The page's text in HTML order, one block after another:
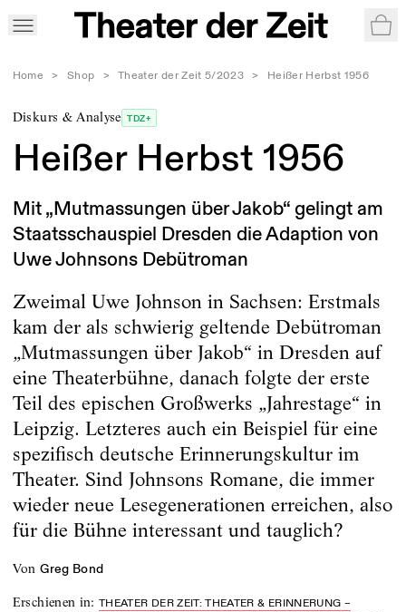
Home > Shop > Theater der Zeit 5/2023 > Heißer Herbst 1956
Diskurs & Analyse TDZ+
Heißer Herbst 1956
Mit „Mutmassungen über Jakob“ gelingt am
Staatsschauspiel Dresden die Adaption von
Uwe Johnsons Debütroman
Zweimal Uwe Johnson in Sachsen: Erstmals
kam der als schwierig geltende Debütroman
„Mutmassungen über Jakob“ in Dresden auf
eine Theaterbühne, danach folgte der erste
Teil des epischen Großwerks „Jahrestage“ in
Leipzig. Letzteres auch ein Beispiel für eine
spezifisch deutsche Erinnerungskultur im
Theater. Sind Johnsons Romane, die immer
wieder neue Lesegenerationen erreichen, also
für die Bühne interessant und tauglich?
von Greg Bond
Erschienen in:THEATER DER ZEIT: THEATER & ERINNERUNG –